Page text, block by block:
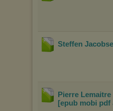
Steffen
Pierre
[epub mobi pdf